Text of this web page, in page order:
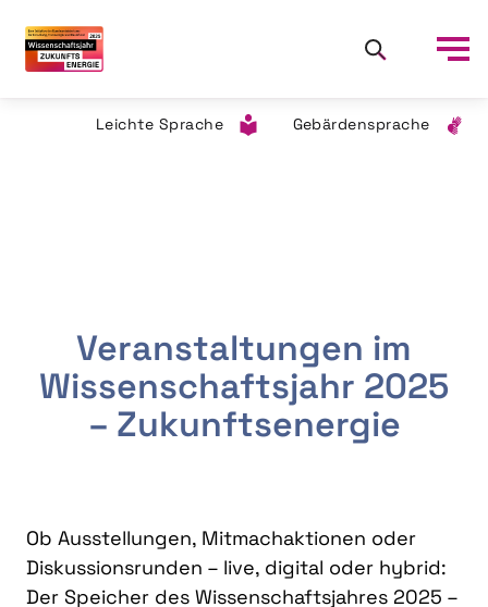
Leichte Sprache Gebärdensprache
Veranstaltungen im
Wissenschaftsjahr 2025
– Zukunftsenergie
Ob Ausstellungen, Mitmachaktionen oder
Diskussionsrunden – live, digital oder hybrid:
Der Speicher des Wissenschaftsjahres 2025 –